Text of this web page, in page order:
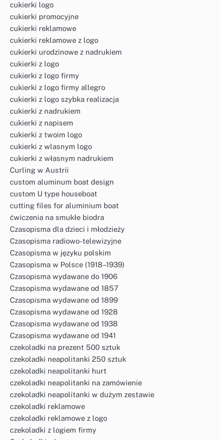
cukierki logo
cukierki promocyjne
cukierki reklamowe
cukierki reklamowe z logo
cukierki urodzinowe z nadrukiem
cukierki z logo
cukierki z logo firmy
cukierki z logo firmy allegro
cukierki z logo szybka realizacja
cukierki z nadrukiem
cukierki z napisem
cukierki z twoim logo
cukierki z wlasnym logo
cukierki z własnym nadrukiem
Curling w Austrii
custom aluminum boat design
custom U type houseboat
cutting files for aluminium boat
ćwiczenia na smukłe biodra
Czasopisma dla dzieci i młodzieży
Czasopisma radiowo-telewizyjne
Czasopisma w języku polskim
Czasopisma w Polsce (1918–1939)
Czasopisma wydawane do 1906
Czasopisma wydawane od 1857
Czasopisma wydawane od 1899
Czasopisma wydawane od 1928
Czasopisma wydawane od 1938
Czasopisma wydawane od 1941
czekoladki na prezent 500 sztuk
czekoladki neapolitanki 250 sztuk
czekoladki neapolitanki hurt
czekoladki neapolitanki na zamówienie
czekoladki neapolitanki w dużym zestawie
czekoladki reklamowe
czekoladki reklamowe z logo
czekoladki z logiem firmy